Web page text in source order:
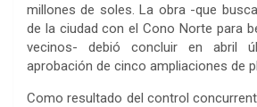
millones de soles. La obra -que
de la ciudad con el Cono Norte para
vecinos- debió concluir en abril
aprobación de cinco ampliaciones de
Como resultado del control